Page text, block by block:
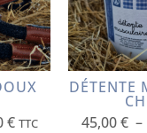
€ TTC
DÉTENTE
45,00€ –